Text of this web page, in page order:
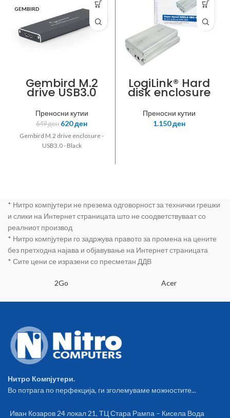
GEMBIRD
Gembird M.2
drive USB3.0
enclosure
Преносни кутии
649ден 620ден
Gembird M.2 drive enclosure -
USB3.0 - Black
LogiLink® Hard
disk enclosure
3.5 “, SATA, USB
3.0, aluminum,
silver
(UA0107A)
Преносни кутии
1.150ден
* Нитро компјутери не презема одговорност за технички грешки
и слики на Интернет страницата што не соодветствуваат со
реалниот производ
* Нитро компјутери го задржува правото за промена на цените
без претходна најава и објавување на Интернет страницата
* Сите цени се изразени со пресметан ДДВ
2Go Acer
Нитро Компјутери.
Во потрага по перфекција, ги зголемуваме можностите...
Иван Козаров 24 локал 21, ТЦ Стара Рампа – Кисела Вода